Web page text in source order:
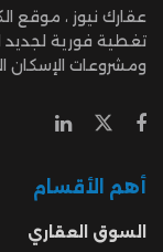
عقارك نيوز ، موقع
تغطية فورية لجديد
ومشروعات الإسكان
أهم الأقسام
السوق العقاري